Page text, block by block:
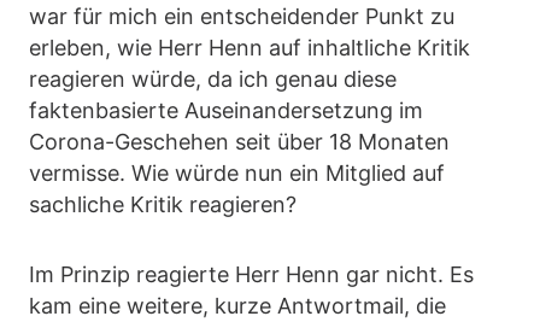
war für mich ein entscheidender Punkt zu
erleben, wie Herr Henn auf inhaltliche Kritik
reagieren würde, da ich genau diese
faktenbasierte Auseinandersetzung im
Corona-Geschehen seit über 18 Monaten
vermisse. Wie würde nun ein Mitglied auf
sachliche Kritik reagieren?
Im Prinzip reagierte Herr Henn gar nicht. Es
kam eine weitere, kurze Antwortmail, die